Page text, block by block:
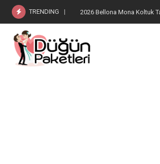
TRENDING 2026 Bellona Estella Koltuk